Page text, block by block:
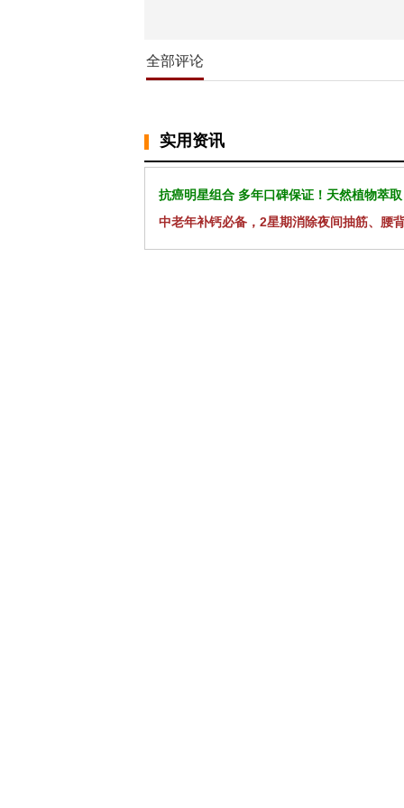
全部评论
实用资讯
抗癌明星组合 多年口碑保证！天然植物萃
中老年补钙必备，2星期消除夜间抽筋、腰